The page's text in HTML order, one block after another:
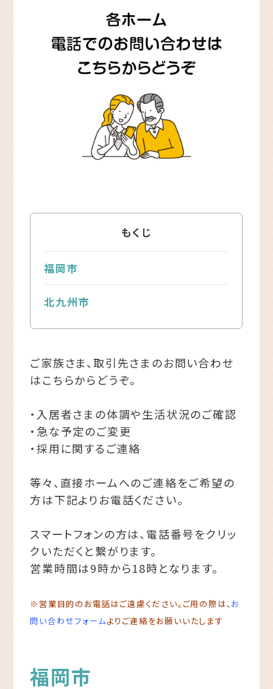
もくじ
福岡市
北九州市
ご家族さま、取引先さまのお問い合わせ
はこちらからどうぞ。
・入居者さまの体調や生活状況のご確認
・急な予定のご変更
・採用に関するご連絡
等々、直接ホームへのご連絡をご希望の
方は下記よりお電話ください。
スマートフォンの方は、電話番号をクリッ
クいただくと繋がります。
営業時間は9時から18時となります。
※営業目的のお電話はご遠慮ください。ご用の際は、 お
問い合わせフォームよりご連絡をお願いいたします
福岡市